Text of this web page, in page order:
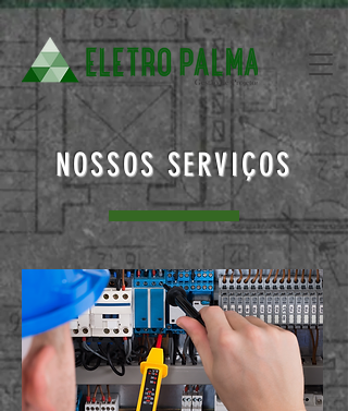
NOSSOS SERVIÇOS